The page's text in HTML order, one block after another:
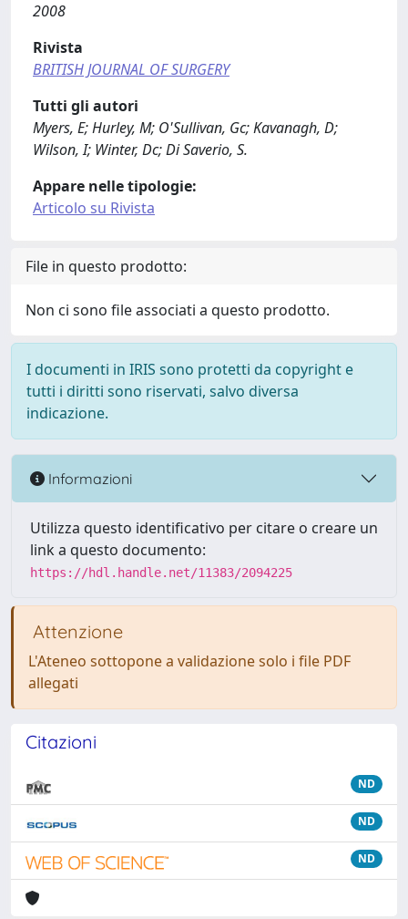
2008
Rivista
BRITISH JOURNAL OF SURGERY
Tutti gli autori
Myers, E; Hurley, M; O'Sullivan, Gc; Kavanagh, D;
Wilson, I; Winter, Dc; Di Saverio, S.
Appare nelle tipologie:
Articolo su Rivista
File in questo prodotto:
Non ci sono file associati a questo prodotto.
I documenti in IRIS sono protetti da copyright e
tutti i diritti sono riservati, salvo diversa
indicazione.
Informazioni
Utilizza questo identificativo per citare o creare un
link a questo documento:
https://hdl.handle.net/11383/2094225
Attenzione
L'Ateneo sottopone a validazione solo i file PDF
allegati
Citazioni
ND
ND
ND